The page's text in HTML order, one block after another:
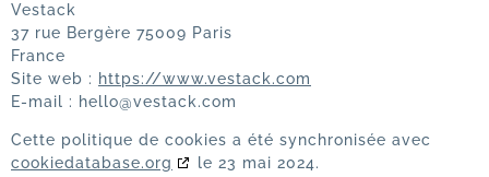
Vestack
37 rue Bergère 75009 Paris
France
Site web : https://www.vestack.com
E-mail : hello@vestack.com
Cette politique de cookies a été synchronisée avec
cookiedatabase.org
le 23 mai 2024.